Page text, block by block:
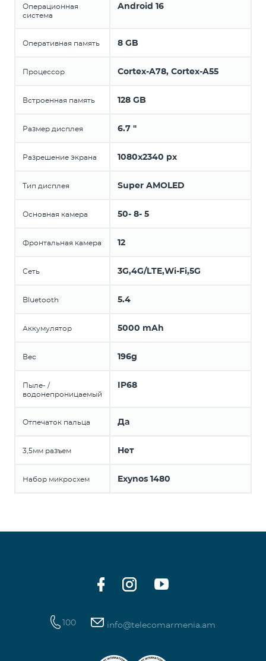
Операционная
система
Android 16
Оперативная память 8 GB
Процессор Cortex-A78, Cortex-A55
Встроенная память 128 GB
Размер дисплея 6.7 "
Разрешение экрана 1080x2340 px
Тип дисплея Super AMOLED
Основная камера 50- 8- 5
Фронтальная камера 12
Сеть 3G,4G/LTE,Wi-Fi,5G
Bluetooth 5.4
Аккумулятор 5000 mAh
Вес 196g
Пыле- /
водонепроницаемый
IP68
Отпечаток пальца Да
3,5мм разъем Нет
Набор микросхем Exynos 1480
100 info@telecomarmenia.am